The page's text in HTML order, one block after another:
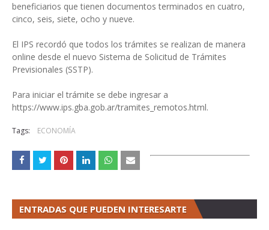
beneficiarios que tienen documentos terminados en cuatro,
cinco, seis, siete, ocho y nueve.
El IPS recordó que todos los trámites se realizan de manera
online desde el nuevo Sistema de Solicitud de Trámites
Previsionales (SSTP).
Para iniciar el trámite se debe ingresar a
https://www.ips.gba.gob.ar/tramites_remotos.html.
Tags: ECONOMÍA
ENTRADAS QUE PUEDEN INTERESARTE